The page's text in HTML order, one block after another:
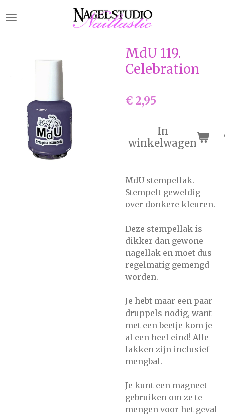
direct
hoofdinhoud
MdU 119.
Celebration
€ 2,95
In
winkelwagen
MdU stempellak.
Stempelt geweldig
over donkere kleuren.
Deze stempellak is
dikker dan gewone
nagellak en moet dus
regelmatig gemengd
worden.
Je hebt maar een paar
druppels nodig, want
met een beetje kom je
al een heel eind! Alle
lakken zijn inclusief
mengbal.
Je kunt een magneet
gebruiken om ze te
mengen voor het geval